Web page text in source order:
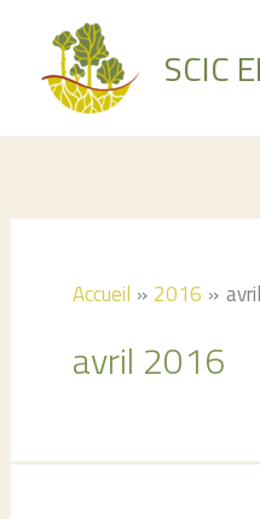
contenu
SCIC
Accueil 2016 avril
avril 2016